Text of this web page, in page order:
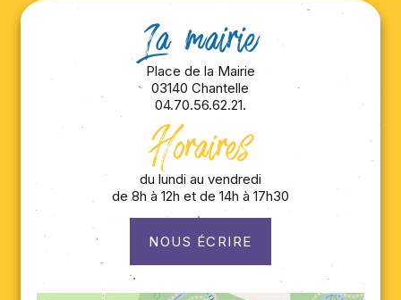
La mairie
Place de la Mairie
03140 Chantelle
04.70.56.62.21.
Horaires
du lundi au vendredi
de 8h à 12h et de 14h à 17h30
NOUS ÉCRIRE